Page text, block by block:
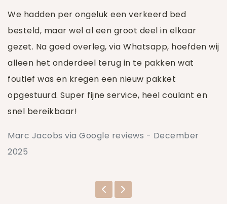
We hadden per ongeluk een verkeerd bed
besteld, maar wel al een groot deel in elkaar
gezet. Na goed overleg, via Whatsapp, hoefden wij
alleen het onderdeel terug in te pakken wat
foutief was en kregen een nieuw pakket
opgestuurd. Super fijne service, heel coulant en
snel bereikbaar!
Marc Jacobs via Google reviews - December
2025